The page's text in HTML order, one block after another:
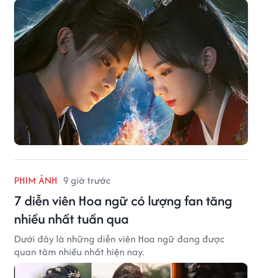
PHIM ẢNH 9 giờ trước
7 diễn viên Hoa ngữ có lượng fan tăng
nhiều nhất tuần qua
Dưới đây là những diễn viên Hoa ngữ đang được
quan tâm nhiều nhất hiện nay.